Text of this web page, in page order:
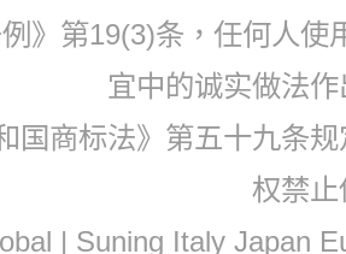
》第19(3)条，任何人
宜中的诚实做法
国商标法》第五十九条
权禁
| Suning Italy Japan